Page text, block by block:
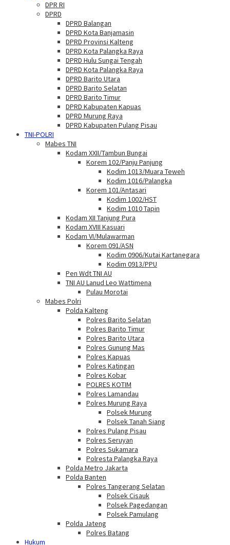
DPR RI
DPRD
DPRD Balangan
DPRD Kota Banjamasin
DPRD Provinsi Kalteng
DPRD Kota Palangka Raya
DPRD Hulu Sungai Tengah
DPRD Kota Palangka Raya
DPRD Barito Utara
DPRD Barito Selatan
DPRD Barito Timur
DPRD Kabupaten Kapuas
DPRD Murung Raya
DPRD Kabupaten Pulang Pisau
TNI-POLRI
Mabes TNI
Kodam XXII/Tambun Bungai
Korem 102/Panju Panjung
Kodim 1013/Muara Teweh
Kodim 1016/Palangka
Korem 101/Antasari
Kodim 1002/HST
Kodim 1010 Tapin
Kodam XII Tanjung Pura
Kodam XVIII Kasuari
Kodam VI/Mulawarman
Korem 091/ASN
Kodim 0906/Kutai Kartanegara
Kodim 0913/PPU
Pen Wdt TNI AU
TNI AU Lanud Leo Wattimena
Pulau Morotai
Mabes Polri
Polda Kalteng
Polres Barito Selatan
Polres Barito Timur
Polres Barito Utara
Polres Gunung Mas
Polres Kapuas
Polres Katingan
Polres Kobar
POLRES KOTIM
Polres Lamandau
Polres Murung Raya
Polsek Murung
Polsek Tanah Siang
Polres Pulang Pisau
Polres Seruyan
Polres Sukamara
Polresta Palangka Raya
Polda Metro Jakarta
Polda Banten
Polres Tangerang Selatan
Polsek Cisauk
Polsek Pagedangan
Polsek Pamulang
Polda Jateng
Polres Batang
Hukum